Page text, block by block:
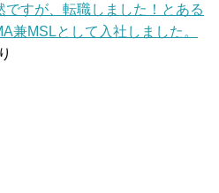
ですが、転職しました！とある
兼MSLとして入社しました。